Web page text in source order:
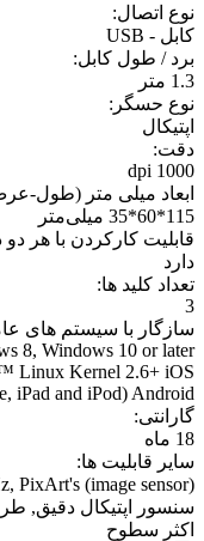
نوع اتصال:
کابل - USB
برد / طول کابل:
1.3 متر
نوع حسگر:
اپتيکال
دقت:
1000 dpi
ابعاد میلی متر (طول-
115*60*35 میلی‌متر
قابليت کارکردن با هر
دارد
تعداد کلید ها:
3
سازگار با سیستم های
8, Windows 10 or later
Linux Kernel 2.6+ iOS
iPad and iPod) Android™
گارانتی:
18 ماه
سایر قابلیت ها:
سنسور اپتیکال دقیق,
اکثر سطوح